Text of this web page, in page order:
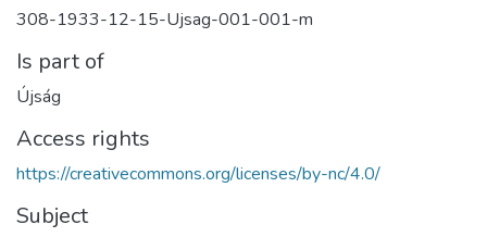
308-1933-12-15-Ujsag-001-001-m
Is part of
Újság
Access rights
https://creativecommons.org/licenses/by-nc/4.0/
Subject